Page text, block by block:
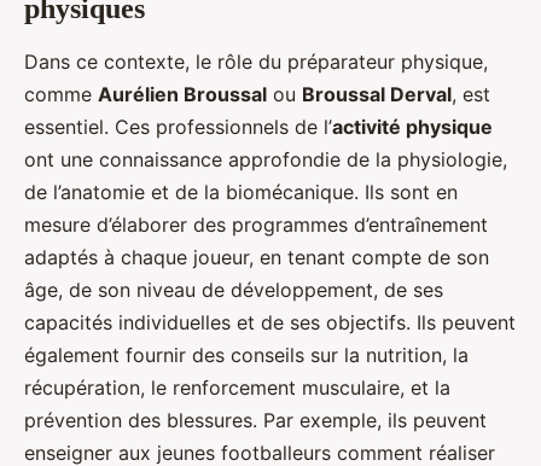
physiques
Dans ce contexte, le rôle du préparateur physique,
comme Aurélien Broussal ou Broussal Derval, est
essentiel. Ces professionnels de l’activité physique
ont une connaissance approfondie de la physiologie,
de l’anatomie et de la biomécanique. Ils sont en
mesure d’élaborer des programmes d’entraînement
adaptés à chaque joueur, en tenant compte de son
âge, de son niveau de développement, de ses
capacités individuelles et de ses objectifs. Ils peuvent
également fournir des conseils sur la nutrition, la
récupération, le renforcement musculaire, et la
prévention des blessures. Par exemple, ils peuvent
enseigner aux jeunes footballeurs comment réaliser